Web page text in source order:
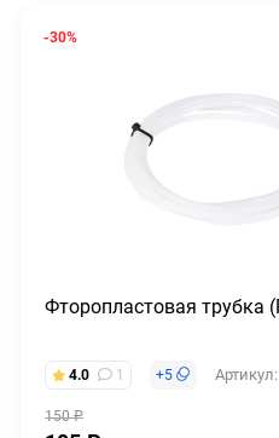
-30%
Фторопластовая трубка
4.0 1 +5 Артикул:
150₽